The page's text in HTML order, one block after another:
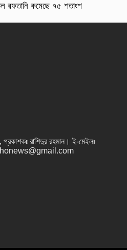
রফতানি কমেছে ৭৫ শতাংশ
রাশিদুর রহমান । ই-মেইলঃ